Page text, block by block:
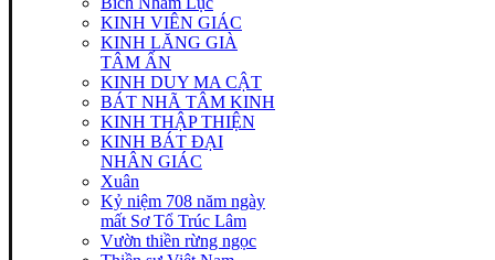
KINH VIÊN GIÁC
KINH LĂNG GIÀ
TÂM ẤN
KINH DUY MA CẬT
BÁT NHÃ TÂM KINH
KINH THẬP THIỆN
KINH BÁT ĐẠI
NHÂN GIÁC
Xuân
Kỷ niệm 708 năm ngày
mất Sơ Tổ Trúc Lâm
Vườn thiền rừng ngọc